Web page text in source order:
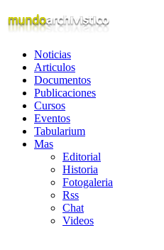
Noticias
Articulos
Documentos
Publicaciones
Cursos
Eventos
Tabularium
Mas
Editorial
Historia
Fotogaleria
Rss
Chat
Videos